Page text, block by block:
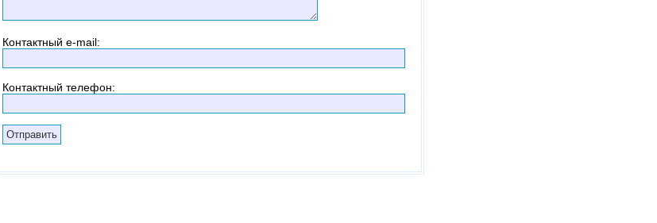
Контактный e-mail:
Контактный телефон: